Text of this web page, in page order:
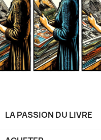
LA PASSION DU LIVRE